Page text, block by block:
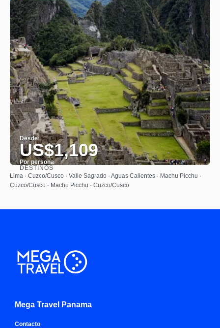
Desde
US$1,109
Por persona
Ver
DESTINOS
Lima · Cuzco/Cusco · Valle Sagrado · Aguas Calientes · Machu Picchu ·
Cuzco/Cusco · Machu Picchu · Cuzco/Cusco
Mega Travel Panama
Contacto